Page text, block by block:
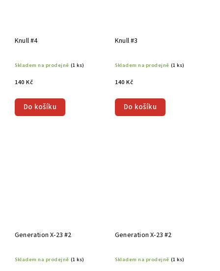
Knull #4
Skladem na prodejně (1 ks)
140 Kč
Do košíku
Knull #3
Skladem na prodejně (1 ks)
140 Kč
Do košíku
Generation X-23 #2
Skladem na prodejně (1 ks)
Generation X-23 #2
Skladem na prodejně (1 ks)